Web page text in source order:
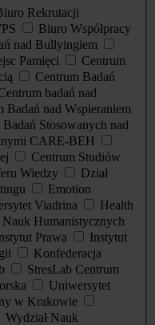
Rekrutacji
Biuro Współpracy
nad Bullyingiem
Pamięci
Centrum
Centrum Badań
badań nad
Badań nad Wspieraniem
Badań Stosowanych nad
CARE-BEH
Centrum Studiów
Wiedzy
Dział
Emotion
Viadrina
Health
Nauk Humanistycznych
Prawa
Instytut
Konfederacja
StresLab Centrum
Uniwersytet
w Krakowie
Wydział Nauk